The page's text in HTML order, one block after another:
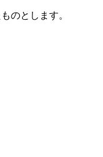
のとします。